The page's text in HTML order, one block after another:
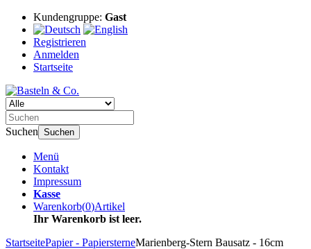
Kundengruppe: Gast
Registrieren
Anmelden
Startseite
Suchen Suchen
Menü
Kontakt
Impressum
Kasse
Warenkorb(0)Artikel
Ihr Warenkorb ist leer.
StartseitePapier - PapiersterneMarienberg-Stern Bausatz - 16cm